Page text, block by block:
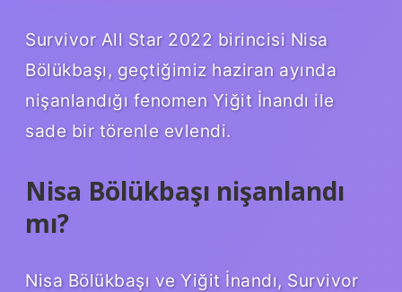
Survivor All Star 2022 birincisi Nisa
Bölükbaşı, geçtiğimiz haziran ayında
nişanlandığı fenomen Yiğit İnandı ile
sade bir törenle evlendi.
Nisa Bölükbaşı nişanlandı
mı?
Nisa Bölükbaşı ve Yiğit İnandı, Survivor